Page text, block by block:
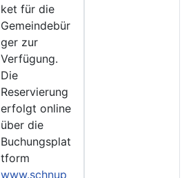
ket für die
Gemeindebür
ger zur
Verfügung.
Die
Reservierung
erfolgt online
über die
Buchungsplat
tform
www.schnup